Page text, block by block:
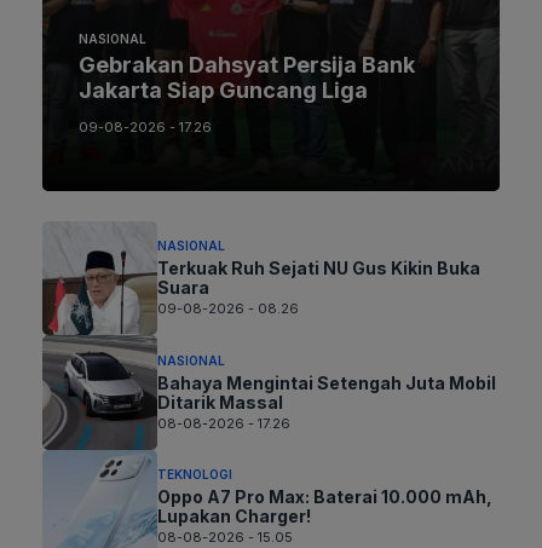
NASIONAL
Gebrakan Dahsyat Persija Bank
Jakarta Siap Guncang Liga
09-08-2026 - 17.26
NASIONAL
Terkuak Ruh Sejati NU Gus Kikin Buka
Suara
09-08-2026 - 08.26
NASIONAL
Bahaya Mengintai Setengah Juta Mobil
Ditarik Massal
08-08-2026 - 17.26
TEKNOLOGI
Oppo A7 Pro Max: Baterai 10.000 mAh,
Lupakan Charger!
08-08-2026 - 15.05